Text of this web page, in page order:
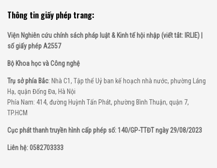
Thông tin giấy phép trang:
Viện Nghiên cứu chính sách pháp luật & Kinh tế hội nhập (viết tắt: IRLIE) |
số giấy phép A2557
Bộ Khoa học và Công nghệ
Trụ sở phía Bắc: Nhà C1, Tập thể Uỷ ban kế hoạch nhà nước, phường Láng
Hạ, quận Đống Đa, Hà Nội
Phía Nam: 414, đường Huỳnh Tấn Phát, phường Bình Thuận, quận 7,
TP.HCM
Cục phát thanh truyền hình cấp phép số: 140/GP-TTĐT ngày 29/08/2023
Liên hệ: 0582703333